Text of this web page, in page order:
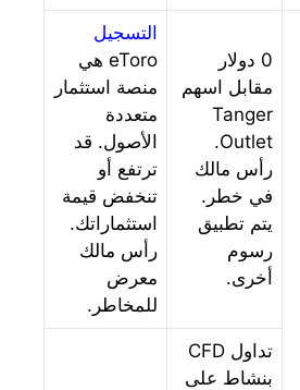
0 دولار
مقابل اسهم
Tanger
Outlet.
رأس مالك
في خطر.
يتم تطبيق
رسوم
أخرى.
التسجيل
eToro هي
منصة استثمار
متعددة
الأصول. قد
ترتفع أو
تنخفض قيمة
استثماراتك.
رأس مالك
معرض
للمخاطر.
تداول CFD
بنشاط على